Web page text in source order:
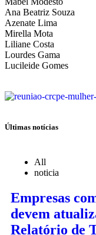
Ana Beatriz Souza
Azenate Lima
Mirella Mota
Liliane Costa
Lourdes Gama
Lucileide Gomes
Últimas notícias
All
noticia
Empresas
devem
Relatório de